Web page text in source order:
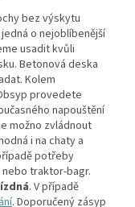
bez výskytu
o nejoblíbenější
usadit kvůli
Betonová deska
Kolem
provedete
napouštění
možno zvládnout
i na chaty a
potřeby
traktor-bagr.
. V případě
. Doporučený zásyp